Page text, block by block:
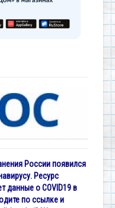
России появился
Ресурс
данные о COVID19 в
по ссылке и